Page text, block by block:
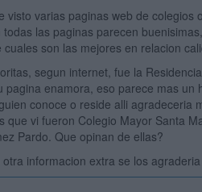
visto varias paginas web de colegios
las paginas parecen
cuales son las mejores en relacion
segun internet, fue la
pagina enamora, eso parece mas un
conoce o reside alli agradeceria
que vi fueron Colegio Mayor Santa
Pardo. Que opinan de ellas?
informacion extra se los